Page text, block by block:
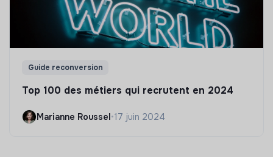
Guide reconversion
Top 100 des métiers qui recrutent en 2024
Marianne Roussel•17 juin 2024